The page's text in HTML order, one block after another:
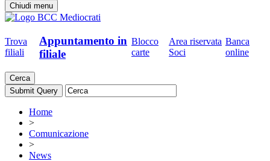
Chiudi menu
Trova
filiali
Appuntamento in
filiale
Blocco
carte
Area riservata
Soci
Banca
online
Cerca
Home
>
Comunicazione
>
News